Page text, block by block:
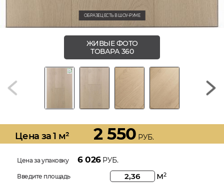
ОБРАЗЕЦ ЕСТЬ В ШОУ-РУМЕ
ЖИВЫЕ ФОТО
ТОВАРА 360
Цена за 1 м² 2 550 РУБ.
Цена за упаковку 6 026РУБ.
Введите площадь м2